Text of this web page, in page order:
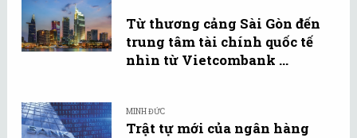
Từ thương cảng Sài Gòn đến
trung tâm tài chính quốc tế
nhìn từ Vietcombank ...
MINH ĐỨC
Trật tự mới của ngân hàng